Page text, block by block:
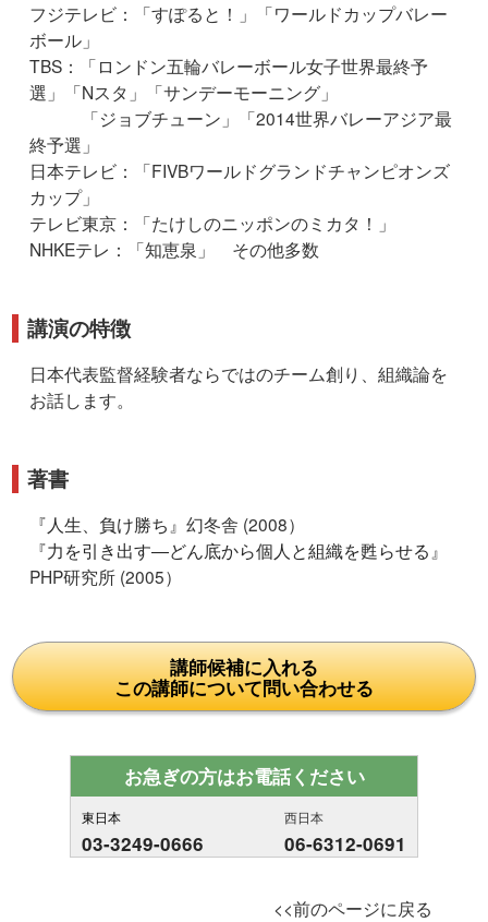
フジテレビ：「すぽると！」「ワールドカップバレー
ボール」
TBS：「ロンドン五輪バレーボール女子世界最終予
選」「Nスタ」「サンデーモーニング」
「ジョブチューン」「2014世界バレーアジア最
終予選」
日本テレビ：「FIVBワールドグランドチャンピオンズ
カップ」
テレビ東京：「たけしのニッポンのミカタ！」
NHKEテレ：「知恵泉」 その他多数
講演の特徴
日本代表監督経験者ならではのチーム創り、組織論を
お話します。
著書
『人生、負け勝ち』幻冬舎 (2008）
『力を引き出す―どん底から個人と組織を甦らせる』
PHP研究所 (2005）
講師候補に入れる
この講師について問い合わせる
お急ぎの方はお電話ください
東日本
03-3249-0666
西日本
06-6312-0691
<<前のページに戻る